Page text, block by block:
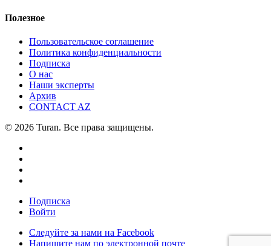
Полезное
Пользовательское соглашение
Политика конфиденциальности
Подписка
О нас
Наши эксперты
Архив
CONTACT AZ
© 2026 Turan. Все права защищены.
Подписка
Войти
Следуйте за нами на Facebook
Напишите нам по электронной почте